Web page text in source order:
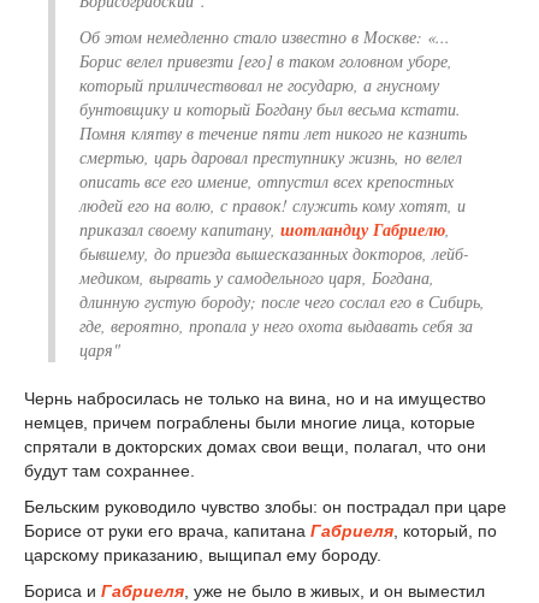
Об этом немедленно стало известно в Москве: «...
Борис велел привезти [его] в таком головном уборе,
который приличествовал не государю, а гнусному
бунтовщику и который Богдану был весьма кстати.
Помня клятву в течение пяти лет никого не казнить
смертью, царь даровал преступнику жизнь, но велел
описать все его имение, отпустил всех крепостных
людей его на волю, с правок! служить кому хотят, и
приказал своему капитану, шотландцу Габриелю,
бывшему, до приезда вышесказанных докторов, лейб-
медиком, вырвать у самодельного царя, Богдана,
длинную густую бороду; после чего сослал его в Сибирь,
где, вероятно, пропала у него охота выдавать себя за
царя"
Чернь набросилась не только на вина, но и на имущество
немцев, причем пограблены были многие лица, которые
спрятали в докторских домах свои вещи, полагал, что они
будут там сохраннее.
Бельским руководило чувство злобы: он пострадал при царе
Борисе от руки его врача, капитана Габриеля , который, по
царскому приказанию, выщипал ему бороду.
Бориса и Габриеля , уже не было в живых, и он выместил